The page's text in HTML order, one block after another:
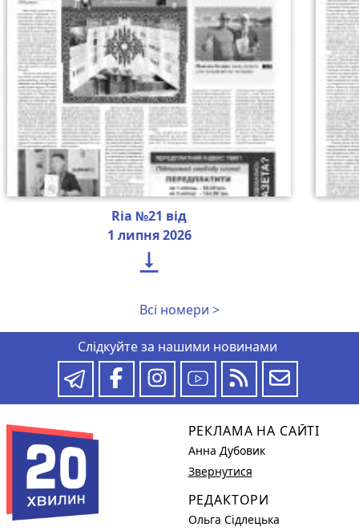
Ria №21 від
1 липня 2026

Всі номери >
Слідкуйте за нашими новинами
РЕКЛАМА НА САЙТІ
Анна Дубовик
Звернутися
РЕДАКТОРИ
Ольга Сідлецька